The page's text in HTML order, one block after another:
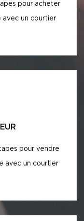
pour acheter
un courtier
pour vendre
avec un courtier